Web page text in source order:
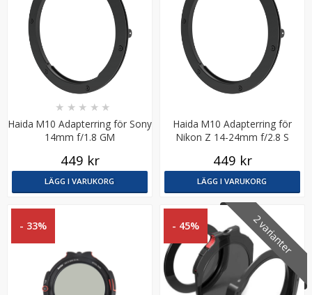
2st C-ringar 1/4-tum monteringskruvar - Bexin LS096
★ ★★
LÄGG I VARUKORG
Haida M10 Adapterring för Sony
14mm f/1.8 GM
★ ★ ★ ★ ★
449 kr
LÄGG I VARUKORG
Haida M10 Adapterring för
Nikon Z 14-24mm f/2.8 S
449 kr
LÄGG I VARUKORG
- 33% 2 varianter
- 45%